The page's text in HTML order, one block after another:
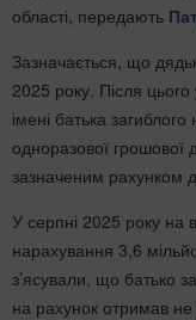
області, передають
Зазначається, що
2025 року. Після
імені батька
одноразової грошової
зазначеним рахунком
У серпні 2025 року на
нарахування 3,6
з’ясували, що батько
на рахунок отримав не